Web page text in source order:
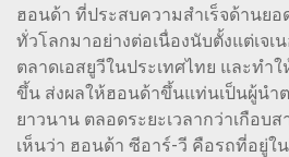
ฮอนด้า ที่ประสบความสำเร็จด้านย
ทั่วโลกมาอย่างต่อเนื่องนับตั้งแต่เจเ
ตลาดเอสยูวีในประเทศไทย และทำ
ขึ้น ส่งผลให้ฮอนด้าขึ้นแท่นเป็นผู้นำ
ยาวนาน ตลอดระยะเวลากว่าเกือบ
เห็นว่า ฮอนด้า ซีอาร์-วี คือรถที่อยู่ใ